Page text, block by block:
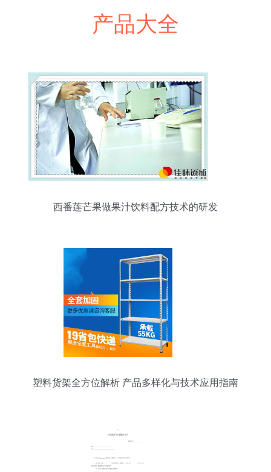
产品大全
西番莲芒果做果汁饮料配方技术的研发
塑料货架全方位解析 产品多样化与技术应用指南